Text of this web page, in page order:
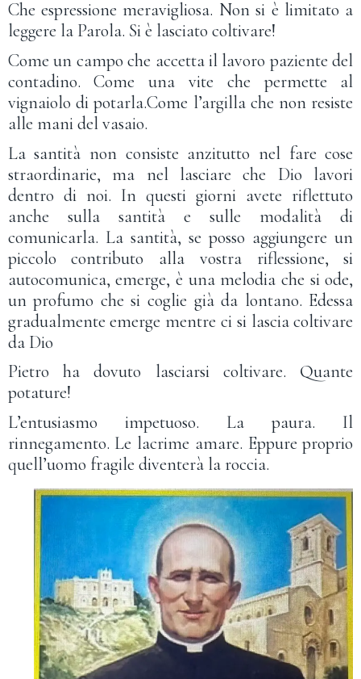
Che espressione meravigliosa. Non si è limitato a
leggere la Parola. Si è lasciato coltivare!
Come un campo che accetta il lavoro paziente del
contadino. Come una vite che permette al
vignaiolo di potarla.Come l’argilla che non resiste
alle mani del vasaio.
La santità non consiste anzitutto nel fare cose
straordinarie, ma nel lasciare che Dio lavori
dentro di noi. In questi giorni avete riflettuto
anche sulla santità e sulle modalità di
comunicarla. La santità, se posso aggiungere un
piccolo contributo alla vostra riflessione, si
autocomunica, emerge, è una melodia che si ode,
un profumo che si coglie già da lontano. Edessa
gradualmente emerge mentre ci si lascia coltivare
da Dio
Pietro ha dovuto lasciarsi coltivare. Quante
potature!
L’entusiasmo impetuoso. La paura. Il
rinnegamento. Le lacrime amare. Eppure proprio
quell’uomo fragile diventerà la roccia.